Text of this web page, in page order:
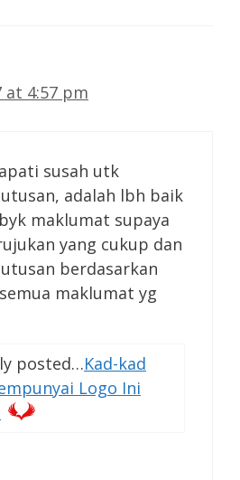
at 4:57 pm
susah utk
adalah lbh baik
maklumat supaya
yang cukup dan
berdasarkan
maklumat yg
posted…Kad-kad
Logo Ini